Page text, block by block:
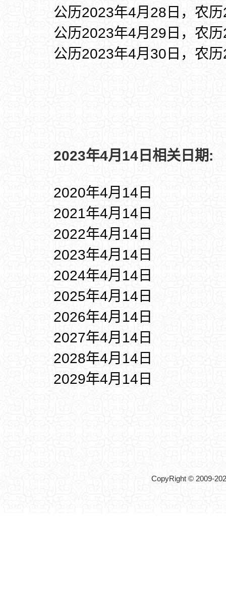
公历2023年4月28日，农
公历2023年4月29日，农
公历2023年4月30日，农
2023年4月14日相关日期:
2020年4月14日
2021年4月14日
2022年4月14日
2023年4月14日
2024年4月14日
2025年4月14日
2026年4月14日
2027年4月14日
2028年4月14日
2029年4月14日
CopyRight © 2009-